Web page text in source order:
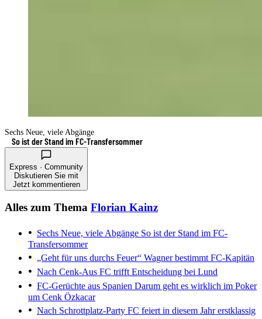
Sechs Neue, viele Abgänge
So ist der Stand im FC-Transfersommer
Express · Community
Diskutieren Sie mit
Jetzt kommentieren
Alles zum Thema Florian Kainz
Sechs Neue, viele Abgänge So ist der Stand im FC-
Transfersommer
„Geht für uns durchs Feuer“ Wagner bestimmt FC-Kapitän
Nach Cenk-Aus FC trifft Entscheidung bei Lund
FC-Gerüchte aus Spanien Darum geht es wirklich im Poker
um Cenk Özkacar
Nach Schrottplatz-Party FC feiert in diesem Jahr erstklassig